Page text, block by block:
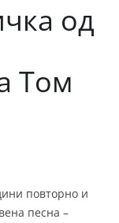
од
Том
повторно и
песна –